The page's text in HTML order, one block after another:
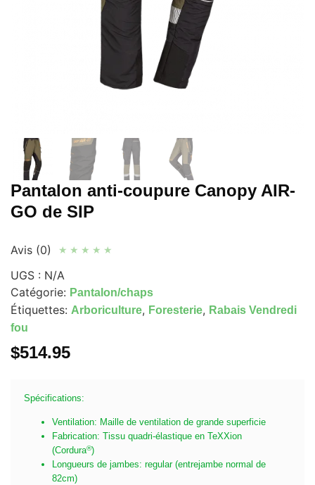
Pantalon anti-coupure Canopy AIR-
GO de SIP
Avis (0) ★ ★ ★ ★ ★
UGS : N/A
Catégorie: Pantalon/chaps
Étiquettes: Arboriculture, Foresterie, Rabais Vendredi
fou
$514.95
Spécifications:
Ventilation: Maille de ventilation de grande superficie
Fabrication: Tissu quadri-élastique en TeXXion
(Cordura®)
Longueurs de jambes: regular (entrejambe normal de
82cm)